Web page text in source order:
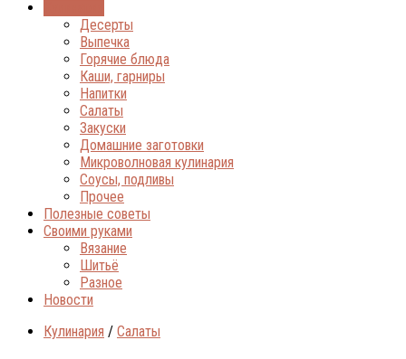
Десерты
Выпечка
Горячие блюда
Каши, гарниры
Напитки
Салаты
Закуски
Домашние заготовки
Микроволновая кулинария
Соусы, подливы
Прочее
Полезные советы
Своими руками
Вязание
Шитьё
Разное
Новости
Кулинария / Салаты